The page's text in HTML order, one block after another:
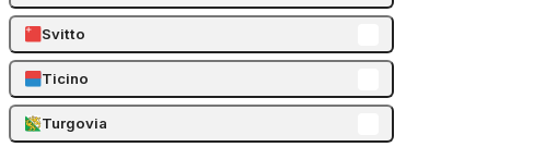
Svitto
Ticino
Turgovia